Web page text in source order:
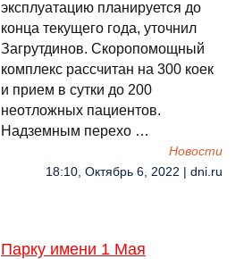
эксплуатацию планируется до
конца текущего года, уточнил
Загрутдинов. Скоропомощный
комплекс рассчитан на 300 коек
и прием в сутки до 200
неотложных пациентов.
Надземным перехо …
Новости
18:10, Октябрь 6, 2022 | dni.ru
Парку имени 1 Мая